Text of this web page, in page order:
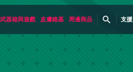
武器箱與遊戲 皮膚維基 周邊商品 支援